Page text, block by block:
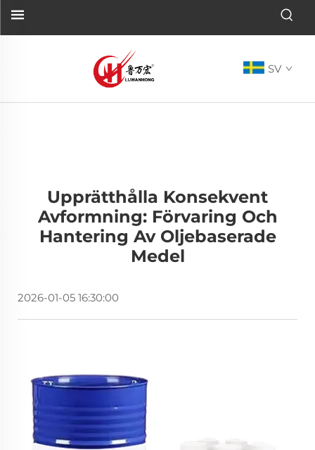
SV
Upprätthålla Konsekvent
Avformning: Förvaring Och
Hantering Av Oljebaserade
Medel
2026-01-05 16:30:00